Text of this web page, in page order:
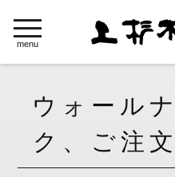
toggle
navigation
menu
ウォール
ク、ご注